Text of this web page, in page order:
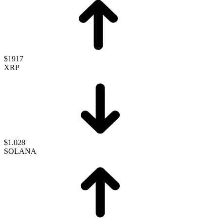
$1917
XRP
$1.028
SOLANA